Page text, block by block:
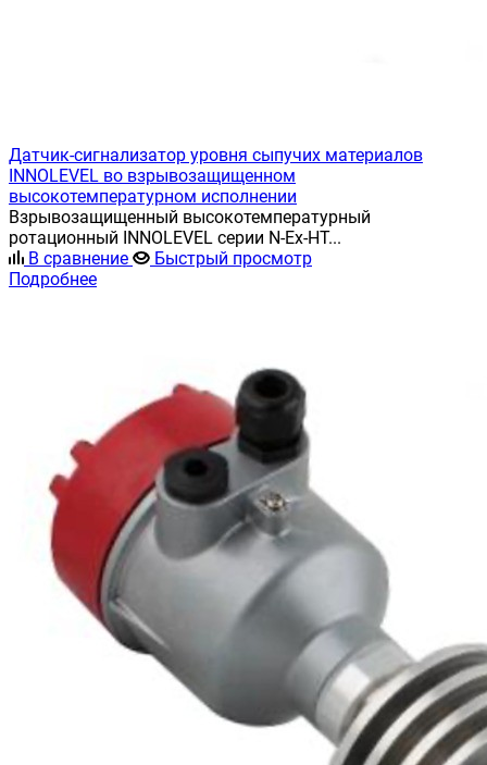
Датчик-сигнализатор уровня сыпучих материалов
INNOLEVEL во взрывозащищенном
высокотемпературном исполнении
Взрывозащищенный высокотемпературный
ротационный INNOLEVEL серии N-Ex-HT...
В сравнение
Быстрый просмотр
Подробнее